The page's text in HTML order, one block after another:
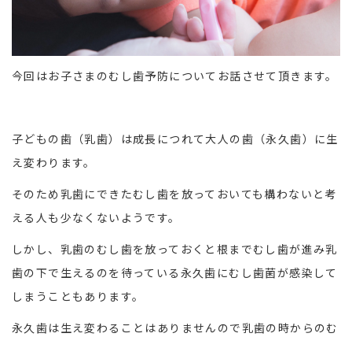
今回はお子さまのむし歯予防についてお話させて頂きます。
子どもの歯（乳歯）は成長につれて大人の歯（永久歯）に生
え変わります。
そのため乳歯にできたむし歯を放っておいても構わないと考
える人も少なくないようです。
しかし、乳歯のむし歯を放っておくと根までむし歯が進み乳
歯の下で生えるのを待っている永久歯にむし歯菌が感染して
しまうこともあります。
永久歯は生え変わることはありませんので乳歯の時からのむ